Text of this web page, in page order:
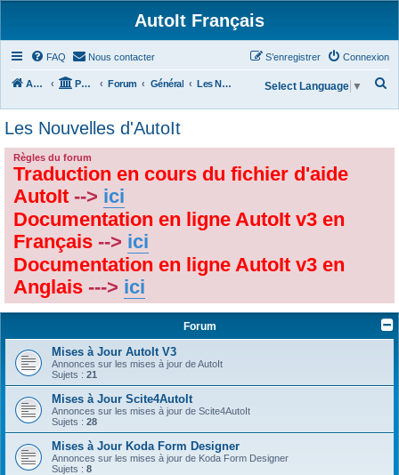
AutoIt Français
FAQ Nous contacter Connexion
S’enregistrer
Accueil Portail Forum Général Les Nouvelles d'AutoIt
h
Select Language ▼
Les Nouvelles d'AutoIt
Règles du forum
Traduction en cours du fichier d'aide
AutoIt --> ici
Documentation en ligne AutoIt v3 en
Français --> ici
Documentation en ligne AutoIt v3 en
Anglais ---> ici
Forum
Mises à Jour AutoIt V3
Annonces sur les mises à jour de AutoIt
Sujets : 21
Mises à Jour Scite4AutoIt
Annonces sur les mises à jour de Scite4AutoIt
Sujets : 28
Mises à Jour Koda Form Designer
Annonces sur les mises à jour de Koda Form Designer
Sujets : 8